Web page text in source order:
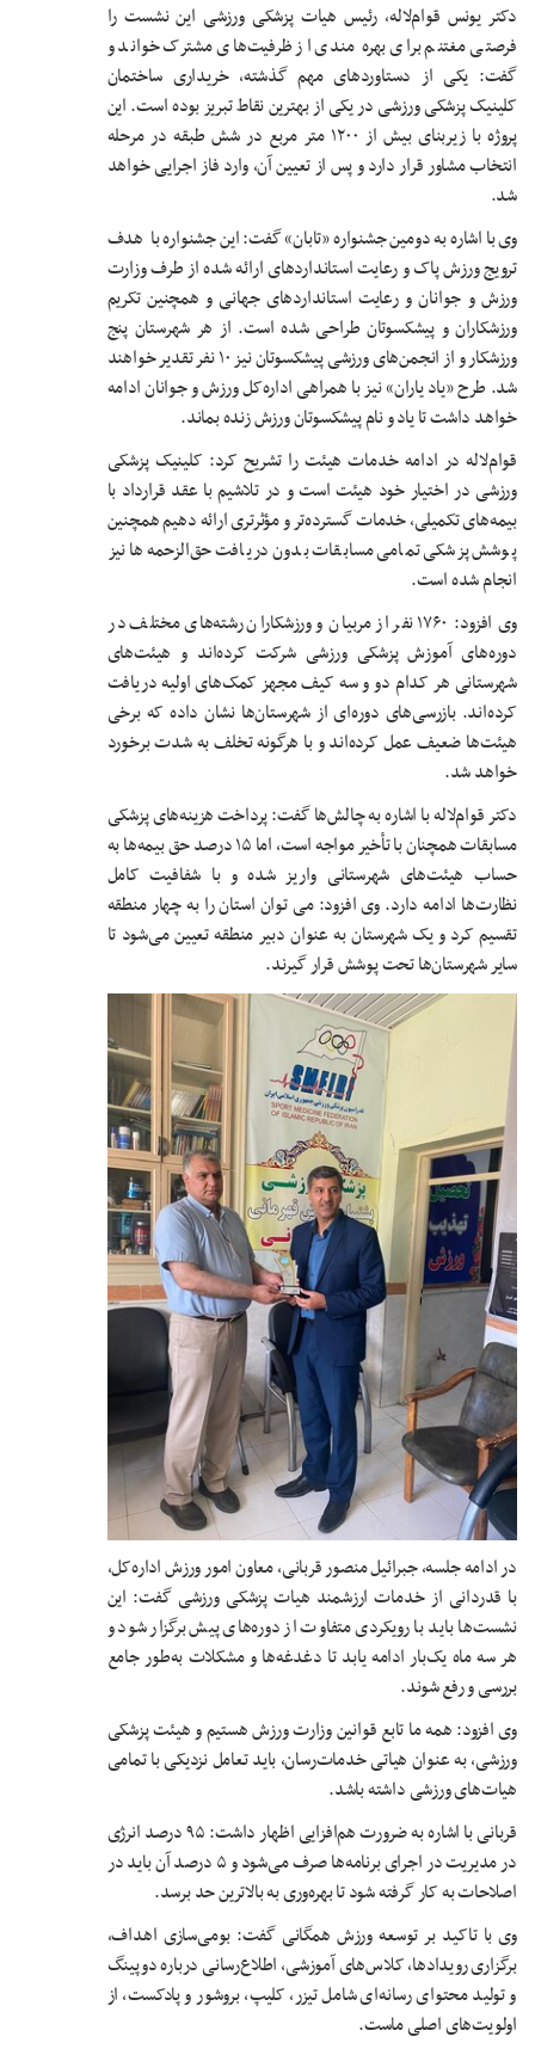
دکتر یونس قوام‌لاله، رئیس هیات پزشکی ورزشی این نشست را
فرصتی مغتنم برای بهره‌ مندی از ظرفیت‌های مشترک خواند و
گفت: یکی از دستاوردهای مهم گذشته، خریداری ساختمان
کلینیک پزشکی ورزشی در یکی از بهترین نقاط تبریز بوده است. این
پروژه با زیربنای بیش از ۱۲۰۰ متر مربع در شش طبقه در مرحله
انتخاب مشاور قرار دارد و پس از تعیین آن، وارد فاز اجرایی خواهد
شد.
وی با اشاره به دومین جشنواره «تابان» گفت: این جشنواره با هدف
ترویج ورزش پاک و رعایت استانداردهای ارائه شده از طرف وزارت
ورزش و جوانان و رعایت استانداردهای جهانی و همچنین تکریم
ورزشکاران و پیشکسوتان طراحی شده است. از هر شهرستان پنج
ورزشکار و از انجمن‌های ورزشی پیشکسوتان نیز ۱۰ نفر تقدیر خواهند
شد. طرح «یاد یاران» نیز با همراهی اداره‌کل ورزش و جوانان ادامه
خواهد داشت تا یاد و نام پیشکسوتان ورزش زنده بماند.
قوام‌لاله در ادامه خدمات هیئت را تشریح کرد: کلینیک پزشکی
ورزشی در اختیار خود هیئت است و در تلاشیم با عقد قرارداد با
بیمه‌های تکمیلی، خدمات گسترده‌تر و مؤثرتری ارائه دهیم همچنین
پوشش پزشکی تمامی مسابقات بدون دریافت حق‌الزحمه‌ها نیز
انجام شده است.
وی افزود: ۱۷۶۰ نفر از مربیان و ورزشکاران رشته‌های مختلف در
دوره‌های آموزش پزشکی ورزشی شرکت کرده‌اند و هیئت‌های
شهرستانی هر کدام دو و سه کیف مجهز کمک‌های اولیه دریافت
کرده‌اند. بازرسی‌های دوره‌ای از شهرستان‌ها نشان داده که برخی
هیئت‌ها ضعیف عمل کرده‌اند و با هرگونه تخلف به شدت برخورد
خواهد شد.
دکتر قوام‌لاله با اشاره به چالش‌ها گفت: پرداخت هزینه‌های پزشکی
مسابقات همچنان با تأخیر مواجه است، اما ۱۵ درصد حق بیمه‌ها به
حساب هیئت‌های شهرستانی واریز شده و با شفافیت کامل
نظارت‌ها ادامه دارد. وی افزود: می توان استان را به چهار منطقه
تقسیم کرد و یک شهرستان به عنوان دبیر منطقه تعیین می‌شود تا
سایر شهرستان‌ها تحت پوشش قرار گیرند.
در ادامه جلسه، جبرائیل منصور قربانی، معاون امور ورزش اداره‌کل،
با قدردانی از خدمات ارزشمند هیات پزشکی ورزشی گفت: این
نشست‌ها باید با رویکردی متفاوت از دوره‌های پیش برگزار شود و
هر سه ماه یک‌بار ادامه یابد تا دغدغه‌ها و مشکلات به‌طور جامع
بررسی و رفع شوند.
وی افزود: همه ما تابع قوانین وزارت ورزش هستیم و هیئت پزشکی
ورزشی، به عنوان هیاتی خدمات‌رسان، باید تعامل نزدیکی با تمامی
هیات‌های ورزشی داشته باشد.
قربانی با اشاره به ضرورت هم‌افزایی اظهار داشت: ۹۵ درصد انرژی
در مدیریت در اجرای برنامه‌ها صرف می‌شود و ۵ درصد آن باید در
اصلاحات به کار گرفته شود تا بهره‌وری به بالاترین حد برسد.
وی با تاکید بر توسعه ورزش همگانی گفت: بومی‌سازی اهداف،
برگزاری رویدادها، کلاس‌های آموزشی، اطلاع‌رسانی درباره دوپینگ
و تولید محتوای رسانه‌ای شامل تیزر، کلیپ، بروشور و پادکست، از
اولویت‌های اصلی ماست.